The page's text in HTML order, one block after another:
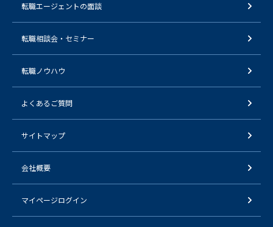
転職エージェントの面談
転職相談会・セミナー
転職ノウハウ
よくあるご質問
サイトマップ
会社概要
マイページログイン